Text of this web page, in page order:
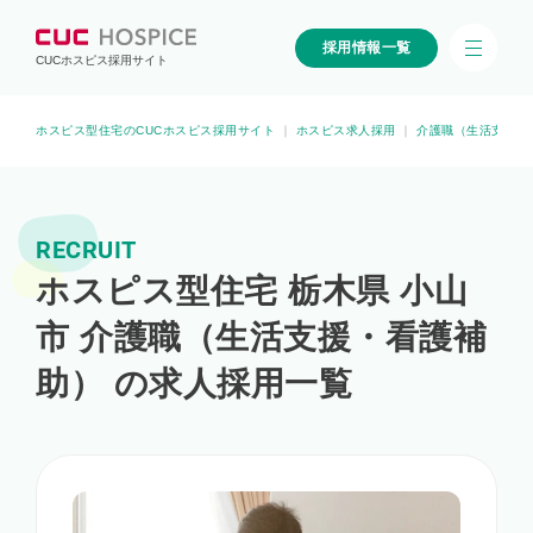
CUCホスピス採用サイト
採用情報一覧
ホスピス型住宅のCUCホスピス採用サイト ホスピス求人採用 介護職（生活支援
RECRUIT
ホスピス型住宅 栃木県 小山
市 介護職（生活支援・看護補
助） の求人採用一覧